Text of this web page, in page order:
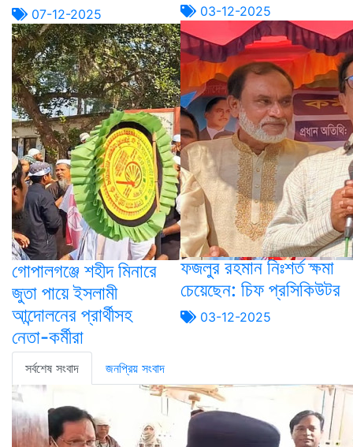
07-12-2025
গোপালগঞ্জে শহীদ মিনারে
জুতা পায়ে ইসলামী
আন্দোলনের প্রার্থীসহ
নেতা-কর্মীরা
03-12-2025
ফজলুর রহমান নিঃশর্ত ক্ষমা
চেয়েছেন: চিফ প্রসিকিউটর
03-12-2025
সর্বশেষ সংবাদ জনপ্রিয় সংবাদ